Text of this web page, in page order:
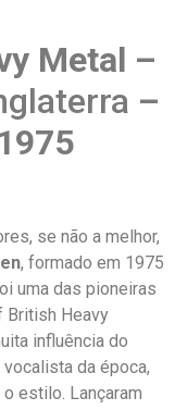
Metal –
–
se não a melhor,
, formado em 1975
uma das pioneiras
British Heavy
influência do
da época,
estilo. Lançaram